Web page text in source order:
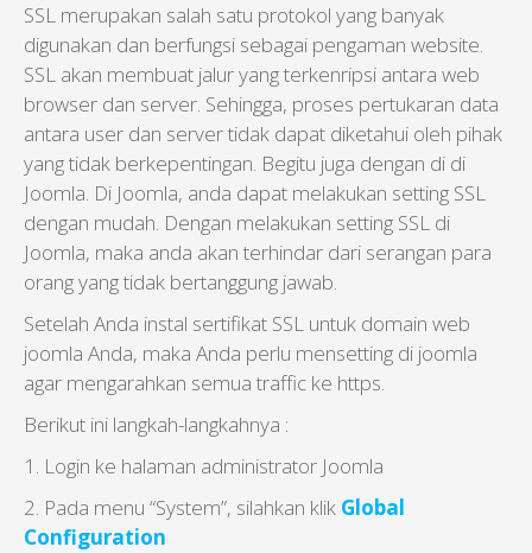
SSL merupakan salah satu protokol yang banyak
digunakan dan berfungsi sebagai pengaman website.
SSL akan membuat jalur yang terkenripsi antara web
browser dan server. Sehingga, proses pertukaran data
antara user dan server tidak dapat diketahui oleh pihak
yang tidak berkepentingan. Begitu juga dengan di di
Joomla. Di Joomla, anda dapat melakukan setting SSL
dengan mudah. Dengan melakukan setting SSL di
Joomla, maka anda akan terhindar dari serangan para
orang yang tidak bertanggung jawab.
Setelah Anda instal sertifikat SSL untuk domain web
joomla Anda, maka Anda perlu mensetting di joomla
agar mengarahkan semua traffic ke https.
Berikut ini langkah-langkahnya :
1. Login ke halaman administrator Joomla
2. Pada menu “System”, silahkan klik Global
Configuration